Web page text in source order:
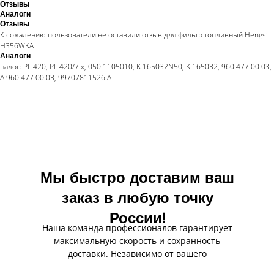
Отзывы
Аналоги
Отзывы
К сожалению пользователи не оставили отзыв для фильтр топливный Hengst
H356WKА
Аналоги
налог: PL 420, PL 420/7 x, 050.1105010, K 165032N50, K 165032, 960 477 00 03,
A 960 477 00 03, 99707811526 A
Мы быстро доставим ваш
заказ в любую точку
России!
Наша команда профессионалов гарантирует
максимальную скорость и сохранность
доставки. Независимо от вашего